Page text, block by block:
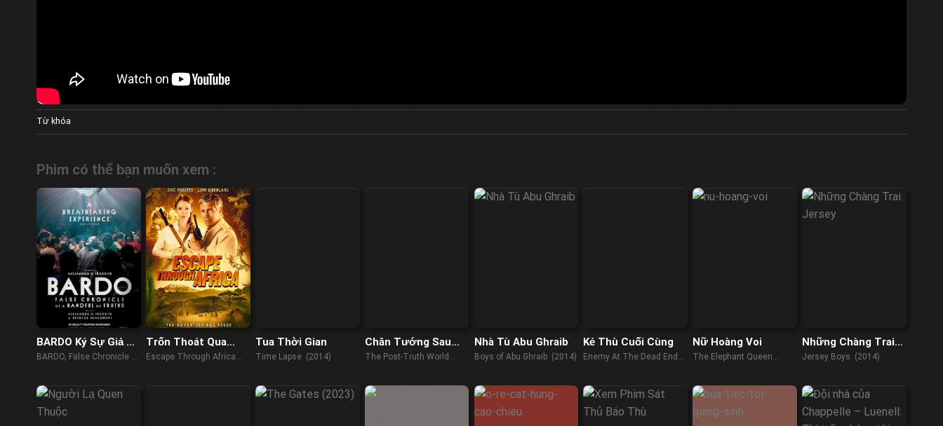
Từ khóa
Phim có thể bạn muốn xem :
BARDO Ký Sự Giả Về
Đôi Chút Sự Thật
BARDO, False Chronicle of
Trốn Thoát Qua
Châu Phi
Escape Through Africa
Tua Thời Gian
Time Lapse (2014)
Chân Tướng Sau
Tội Lỗi
The Post-Truth World
Nhà Tù Abu Ghraib
Boys of Abu Ghraib (2014)
Kẻ Thù Cuối Cùng
Enemy At The Dead End
Nữ Hoàng Voi
The Elephant Queen
Những Chàng Trai
Jersey
Jersey Boys (2014)